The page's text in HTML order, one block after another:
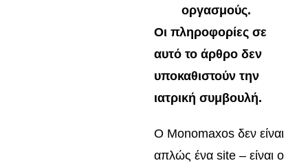
οργασμούς.
Οι πληροφορίες σε
αυτό το άρθρο δεν
υποκαθιστούν την
ιατρική συμβουλή.
Ο Monomaxos δεν είναι
απλώς ένα site – είναι ο